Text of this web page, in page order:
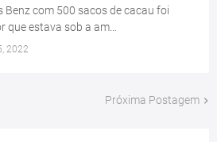
Benz com 500 sacos de cacau foi
que estava sob a am…
2022
Próxima Postagem